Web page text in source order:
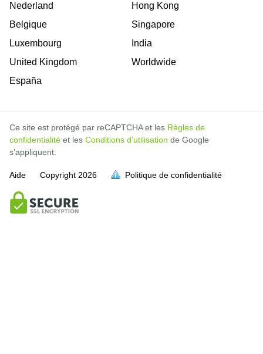
Nederland
Belgique
Luxembourg
United Kingdom
España
Hong Kong
Singapore
India
Worldwide
Ce site est protégé par reCAPTCHA et les Règles de
confidentialité et les Conditions d’utilisation de Google
s’appliquent.
Aide Copyright 2026 Politique de confidentialité